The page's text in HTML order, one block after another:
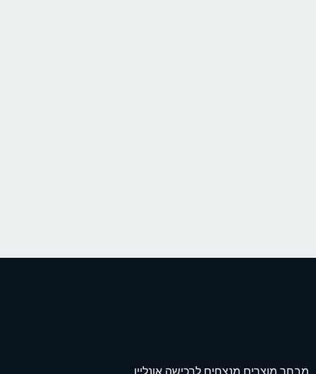
מבחר מוצרים מנצחים לרכישה אונליין